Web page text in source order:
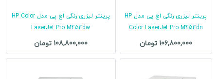
پرینتر لیزری رنگی اچ پی مدل HP
Color LaserJet Pro M454dn
106,800,000 تومان
پرینتر لیزری رنگی اچ پی مدل HP Color
LaserJet Pro M454dw
108,800,000 تومان